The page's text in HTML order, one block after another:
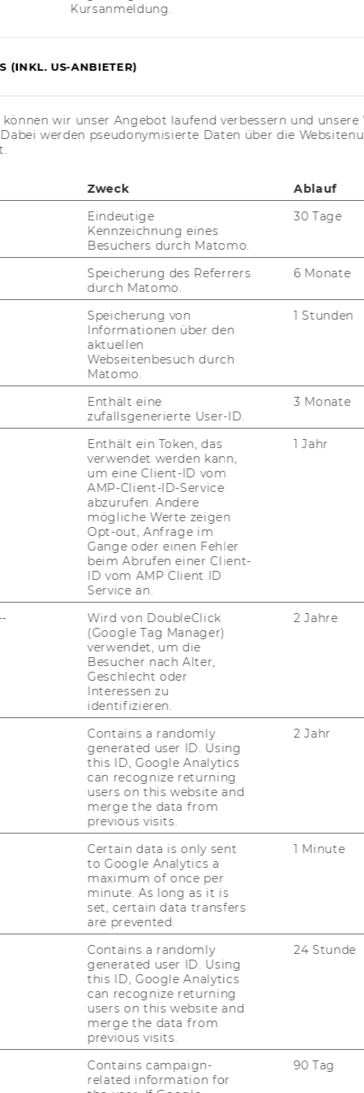
(fach-)di­dak­ti­scher Ex­per­ti­se (z.B. Be­
Wis­sen­stands im Be­reich Fi­
der oben de­fi­nier­ten Lehr­ver­
von Fach­tu­tor/inn/en im Fach Fi­
PhD-​Studium der Sozial-​ und Wirt­
mit Schwer­punkt Wirt­schafts­päd­
Qua­li­fi­ka­ti­on
an ter­tiä­ren Bil­dungs­ein­
der Ge­stal­tung von Lern­um­ge­bun­gen
und ana­ly­ti­scher Me­tho­den,
und Qua­li­täts­si­che­rung von
und Or­ga­ni­sa­ti­ons­fä­hig­keit
Fra­ge­stel­lun­gen
Homepage unter
ist voraussichtlich ab
Jahren
eine Stelle für einen
prae doc
(Angestellte/r gemäß
innen der Universitäten,
€ brutto, Anrechnung von
möglich),Beschäftigungsausmaß:
WU-Personalentwicklungsplan für
doc eine maximale Befristungsdauer
innen, die bereits als Ersatzkräfte
daher nur mehr für die auf sechs
werden. Die Wiederbestellung von
als Universitätsassistent/in prae doc
Stelle eines Universitätsassistenten
post doc im Tenure Track möglich.
Kursanmeldung.
(INKL. US-ANBIETER)
wir unser Angebot laufend verbessern und unsere
werden pseudonymisierte Daten über die
Zweck Ablauf
Eindeutige
Kennzeichnung eines
Besuchers durch Matomo.
30 Tage
Speicherung des Referrers
durch Matomo.
6 Monate
Speicherung von
Informationen über den
aktuellen
Webseitenbesuch durch
Matomo.
1 Stunden
Enthält eine
zufallsgenerierte User-ID.
3 Monate
Enthält ein Token, das
verwendet werden kann,
um eine Client-ID vom
AMP-Client-ID-Service
abzurufen. Andere
mögliche Werte zeigen
Opt-out, Anfrage im
Gange oder einen Fehler
beim Abrufen einer Client-
ID vom AMP Client ID
Service an.
1 Jahr
Wird von DoubleClick
(Google Tag Manager)
verwendet, um die
Besucher nach Alter,
Geschlecht oder
Interessen zu
identifizieren.
2 Jahre
Contains a randomly
generated user ID. Using
this ID, Google Analytics
can recognize returning
users on this website and
merge the data from
previous visits.
2 Jahr
Certain data is only sent
to Google Analytics a
maximum of once per
minute. As long as it is
set, certain data transfers
are prevented.
1 Minute
Contains a randomly
generated user ID. Using
this ID, Google Analytics
can recognize returning
users on this website and
merge the data from
previous visits.
24 Stunde
Contains campaign-
related information for
90 Tag